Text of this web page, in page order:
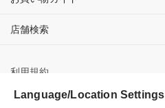
店舗検索
利用規約
プライバシーポリシー
Language/Location Settings